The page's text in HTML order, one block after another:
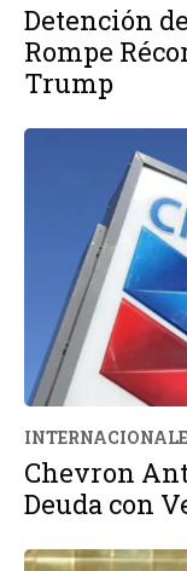
Detención
Rompe
Trump
Chevron
Deuda con